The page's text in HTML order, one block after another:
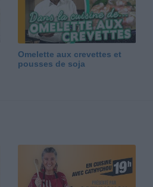
Omelette aux crevettes et
pousses de soja